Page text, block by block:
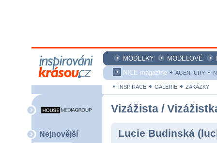
MODELKY MODELOVÉ
NICE magazine
AGENTURY
INSPIRACE GALERIE ZAKÁZKY
Nejnovější
Vizážista /
Lucie Budinská